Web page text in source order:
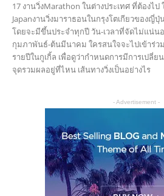
17 งานวิ่งMarathon ในต่างประเทศ ที่ต้องไ
Japanงานวิ่งมาราธอนในกรุงโตเกียวของญี่
โดยจะมีขึ้นประจำทุกปี วัน-เวลาที่จัดไม่แน่น
กุมภาพันธ์-ต้นมีนาคม ใครสนใจจะไปเข้าร่ว
รายปีในกูเกิ้ล เพื่อดูว่ากำหนดการมีการเปลี่ย
จุดรวมผลอยู่ที่ไหน เส้นทางวิ่งเป็นอย่างไร
- Advertisement -